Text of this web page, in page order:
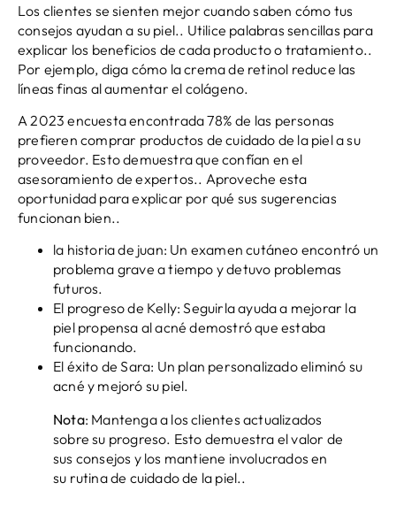
Los clientes se sienten mejor cuando saben cómo tus
consejos ayudan a su piel.. Utilice palabras sencillas para
explicar los beneficios de cada producto o tratamiento..
Por ejemplo, diga cómo la crema de retinol reduce las
líneas finas al aumentar el colágeno.
A 2023 encuesta encontrada 78% de las personas
prefieren comprar productos de cuidado de la piel a su
proveedor. Esto demuestra que confían en el
asesoramiento de expertos.. Aproveche esta
oportunidad para explicar por qué sus sugerencias
funcionan bien..
la historia de juan: Un examen cutáneo encontró un
problema grave a tiempo y detuvo problemas
futuros.
El progreso de Kelly: Seguirla ayuda a mejorar la
piel propensa al acné demostró que estaba
funcionando.
El éxito de Sara: Un plan personalizado eliminó su
acné y mejoró su piel.
Nota: Mantenga a los clientes actualizados
sobre su progreso. Esto demuestra el valor de
sus consejos y los mantiene involucrados en
su rutina de cuidado de la piel..